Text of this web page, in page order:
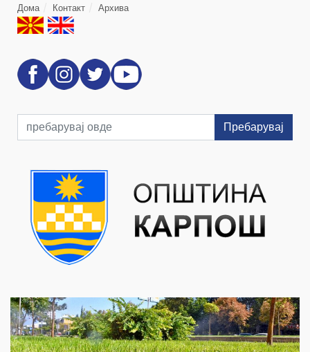
Дома Контакт Архива
Пребарувај